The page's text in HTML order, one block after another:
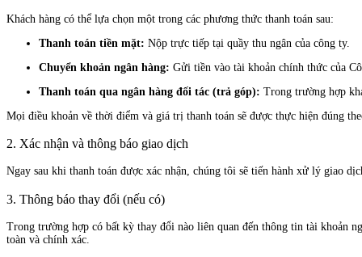
Khách hàng có thể lựa chọn một trong các phương thức thanh toán sau:
Thanh toán tiền mặt: Nộp trực tiếp tại quầy thu ngân của công ty.
Chuyển khoản ngân hàng: Gửi tiền vào tài khoản chính thức của
Thanh toán qua ngân hàng đối tác (trả góp): Trong trường hợp
Mọi điều khoản về thời điểm và giá trị thanh toán sẽ được thực hiện đúng
2. Xác nhận và thông báo giao dịch
Ngay sau khi thanh toán được xác nhận, chúng tôi sẽ tiến hành xử lý giao
3. Thông báo thay đổi (nếu có)
Trong trường hợp có bất kỳ thay đổi nào liên quan đến thông tin tài khoản
toàn và chính xác.